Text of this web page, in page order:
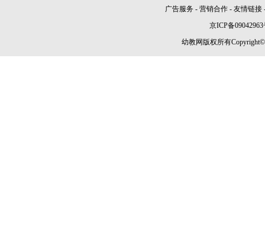
广告服务 - 营销合作 - 友情链接
京ICP备09042963
幼教网版权所有